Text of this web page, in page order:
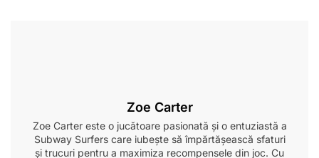
Zoe Carter
Zoe Carter este o jucătoare pasionată și o entuziastă a
Subway Surfers care iubește să împărtășească sfaturi
și trucuri pentru a maximiza recompensele din joc. Cu